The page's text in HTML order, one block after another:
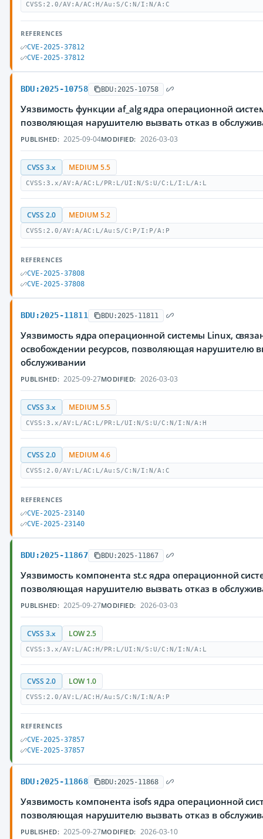
CVSS:2.0/AV:A/AC:H/Au:S/C:N/I:N/A:C
REFERENCES
CVE-2025-37812
CVE-2025-37812
BDU:2025-10758 BDU:2025-10758
Уязвимость функции af_alg ядра операционной
позволяющая нарушителю вызвать отказ в
PUBLISHED: 2025-09-04MODIFIED: 2026-03-03
CVSS 3.x MEDIUM 5.5
CVSS:3.x/AV:A/AC:L/PR:L/UI:N/S:U/C:L/I:L/A:L
CVSS 2.0 MEDIUM 5.2
CVSS:2.0/AV:A/AC:L/Au:S/C:P/I:P/A:P
REFERENCES
CVE-2025-37808
CVE-2025-37808
BDU:2025-11811 BDU:2025-11811
Уязвимость ядра операционной системы Linux,
освобождении ресурсов, позволяющая нарушителю
обслуживании
PUBLISHED: 2025-09-27MODIFIED: 2026-03-03
CVSS 3.x MEDIUM 5.5
CVSS:3.x/AV:L/AC:L/PR:L/UI:N/S:U/C:N/I:N/A:H
CVSS 2.0 MEDIUM 4.6
CVSS:2.0/AV:L/AC:L/Au:S/C:N/I:N/A:C
REFERENCES
CVE-2025-23140
CVE-2025-23140
BDU:2025-11867 BDU:2025-11867
Уязвимость компонента st.c ядра операционной
позволяющая нарушителю вызвать отказ в
PUBLISHED: 2025-09-27MODIFIED: 2026-03-03
CVSS 3.x LOW 2.5
CVSS:3.x/AV:L/AC:H/PR:L/UI:N/S:U/C:N/I:N/A:L
CVSS 2.0 LOW 1.0
CVSS:2.0/AV:L/AC:H/Au:S/C:N/I:N/A:P
REFERENCES
CVE-2025-37857
CVE-2025-37857
BDU:2025-11868 BDU:2025-11868
Уязвимость компонента isofs ядра операционной
позволяющая нарушителю вызвать отказ в
PUBLISHED: 2025-09-27MODIFIED: 2026-03-10